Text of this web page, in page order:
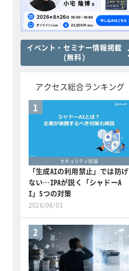
イベント・セミナー情報掲載
(無料)
アクセス総合ランキング
1
セキュリティ総論
「生成AIの利用禁止」では防げ
ない…IPAが説く「シャドーA
I」5つの対策
2026/08/03
2